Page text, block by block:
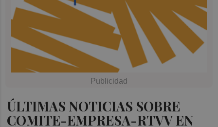
ÚLTIMAS NOTICIAS SOBRE
COMITE-EMPRESA-RTVV EN